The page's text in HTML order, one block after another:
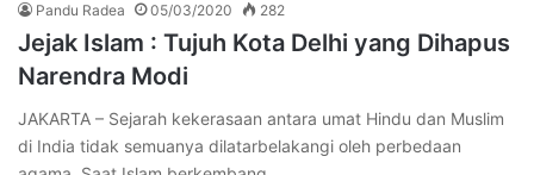
Pandu Radea 05/03/2020 282
Jejak Islam : Tujuh Kota Delhi yang Dihapus
Narendra Modi
JAKARTA – Sejarah kekerasaan antara umat Hindu dan Muslim
di India tidak semuanya dilatarbelakangi oleh perbedaan